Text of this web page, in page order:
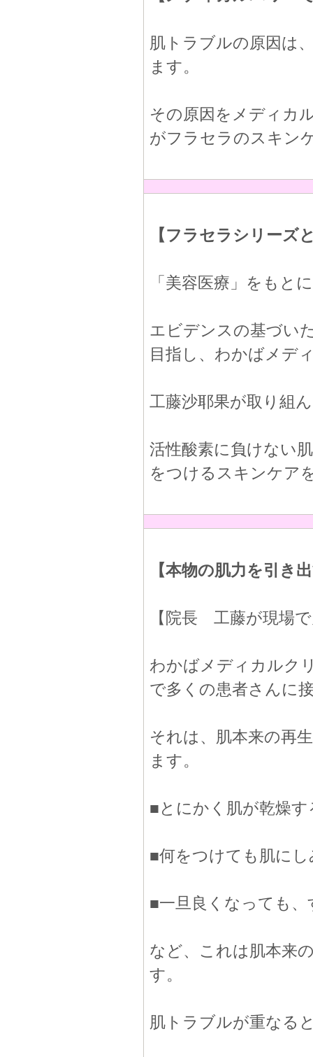
肌トラブルの原因は
ます。
その原因をメディカ
がフラセラのスキン
【フラセラシリーズ
「美容医療」をもと
エビデンスの基づい
目指し、わかばメデ
工藤沙耶果が取り組
活性酸素に負けない
をつけるスキンケア
【本物の肌力を引き
【院長 工藤が現場
わかばメディカルク
で多くの患者さんに
それは、肌本来の再
ます。
■とにかく肌が乾燥す
■何をつけても肌にし
■一旦良くなっても
など、これは肌本来
す。
肌トラブルが重なる